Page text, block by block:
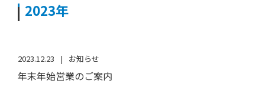
2023年
2023.12.23 お知らせ
年末年始営業のご案内